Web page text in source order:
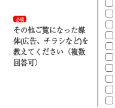
必須
その他ご覧になった媒
体(広告、チラシなど)を
教えてください（複数
回答可）